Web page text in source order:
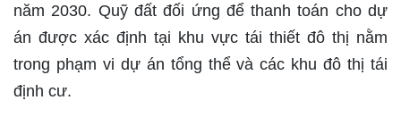
năm 2030. Quỹ đất đối ứng để thanh toán cho dự
án được xác định tại khu vực tái thiết đô thị nằm
trong phạm vi dự án tổng thể và các khu đô thị tái
định cư.